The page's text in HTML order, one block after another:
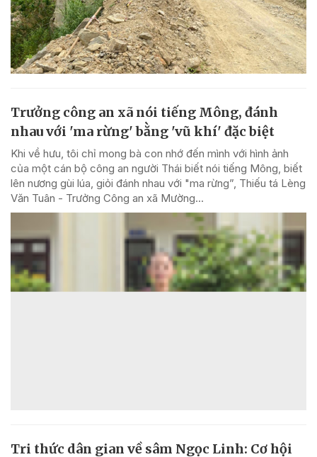
Trưởng công an xã nói tiếng Mông, đánh
nhau với 'ma rừng' bằng 'vũ khí' đặc biệt
Khi về hưu, tôi chỉ mong bà con nhớ đến mình với hình ảnh
của một cán bộ công an người Thái biết nói tiếng Mông, biết
lên nương gùi lúa, giỏi đánh nhau với "ma rừng”, Thiếu tá Lèng
Văn Tuân - Trưởng Công an xã Mường...
Tri thức dân gian về sâm Ngọc Linh: Cơ hội